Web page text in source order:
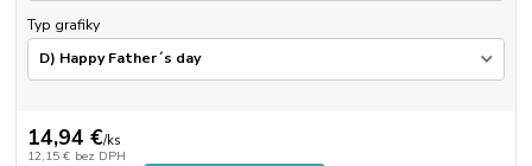
Typ grafiky
14,94 €/ks
12,15 € bez DPH